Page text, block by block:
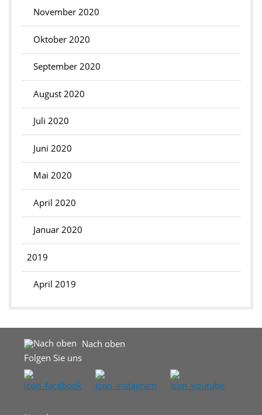
November 2020
Oktober 2020
September 2020
August 2020
Juli 2020
Juni 2020
Mai 2020
April 2020
Januar 2020
2019
April 2019
Nach oben
Folgen Sie uns